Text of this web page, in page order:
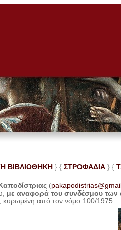
ΒΙΒΛΙΟΘΗΚΗ } { ΣΤΡΟΦΑΔΙΑ } {
(
με αναφορά του συνδέσμου των
κυρωμένη από τον νόμο 100/1975.